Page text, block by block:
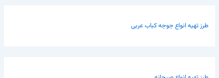
طرز تهیه انواع جوجه کباب عربی